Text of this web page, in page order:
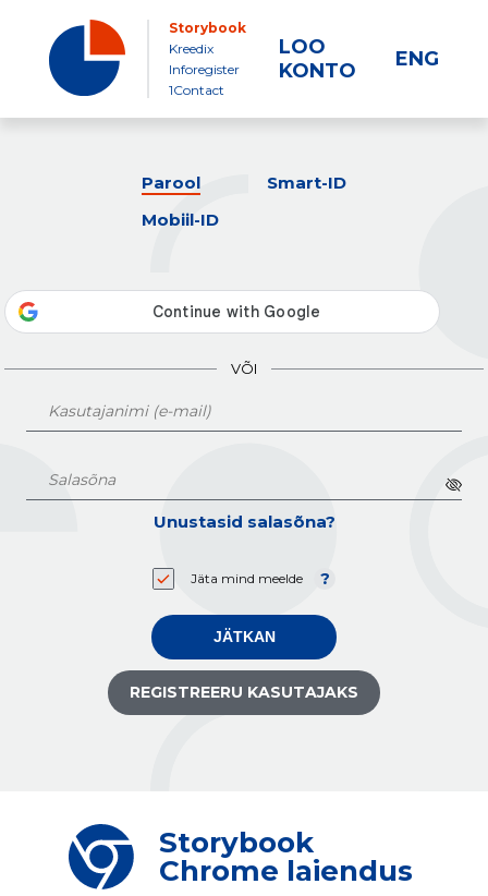
Storybook
Kreedix
Inforegister
1Contact
LOO
KONTO
ENG
Parool
Smart-ID
Mobiil-ID
VÕI
Unustasid salasõna?
Jäta mind meelde
JÄTKAN
REGISTREERU KASUTAJAKS
Storybook
Chrome laiendus